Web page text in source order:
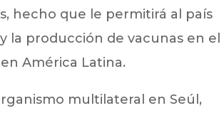
hecho que le permitirá al país
la producción de vacunas en el
América Latina.
multilateral en Seúl,